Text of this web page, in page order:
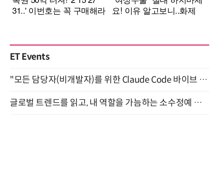
ET Events
"모든 담당자(비개발자)를 위한 Claude Code 바이브 코딩 2-day 부트캠프" 9월 16~17일 개최
글로벌 트렌드를 읽고, 내 역할을 가늠하는 소수정예 실습 워크숍 (8/28)